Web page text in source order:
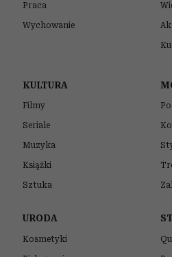
Praca
Wychowanie
KULTURA
Filmy
Seriale
Muzyka
Książki
Sztuka
URODA
Kosmetyki